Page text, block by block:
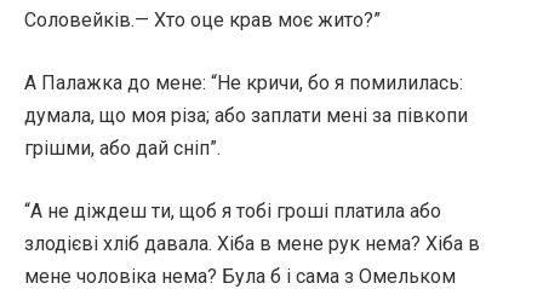
Соловейків.— Хто оце крав моє жито?”
А Палажка до мене: “Не кричи, бо я помилилась:
думала, що моя різа; або заплати мені за півкопи
грішми, або дай сніп”.
“А не діждеш ти, щоб я тобі гроші платила або
злодієві хліб давала. Хіба в мене рук нема? Хіба в
мене чоловіка нема? Була б і сама з Омельком